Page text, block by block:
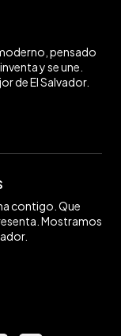
pensado
y se une.
de El Salvador.
contigo. Que
Mostramos